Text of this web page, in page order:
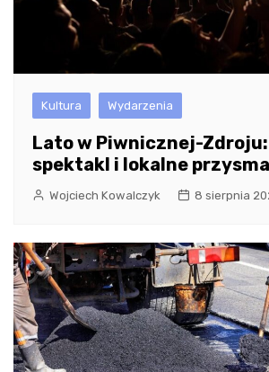
Kultura Wydarzenia
Lato w Piwnicznej-
spektakl i lokalne
Wojciech Kowalczyk 8 sierpnia